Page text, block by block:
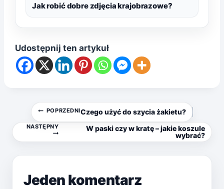
Jak robić dobre zdjęcia krajobrazowe?
Udostępnij ten artykuł
Nawigacja
wpisu
POPRZEDNICzego użyć do szycia żakietu?
NASTĘPNY
W paski czy w kratę – jakie koszule
wybrać?
Jeden komentarz